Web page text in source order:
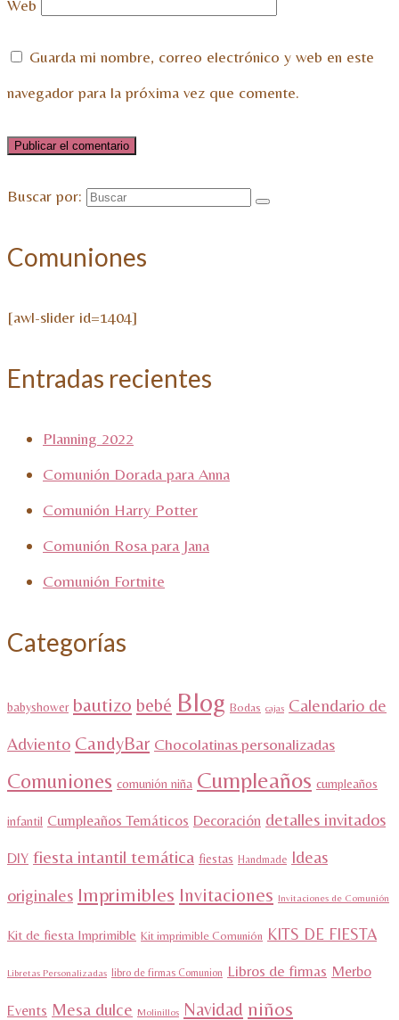
Web
Guarda mi nombre, correo electrónico y web en este
navegador para la próxima vez que comente.
Buscar por:
Comuniones
[awl-slider id=1404]
Entradas recientes
Planning 2022
Comunión Dorada para Anna
Comunión Harry Potter
Comunión Rosa para Jana
Comunión Fortnite
Categorías
babyshower bautizo bebé Blog Bodas cajas Calendario de
Adviento CandyBar Chocolatinas personalizadas
Comuniones comunión niña Cumpleaños cumpleaños
infantil Cumpleaños Temáticos Decoración detalles invitados
DIY fiesta intantil temática fiestas Handmade Ideas
originales Imprimibles Invitaciones Invitaciones de Comunión
Kit de fiesta Imprimible Kit imprimible Comunión KITS DE FIESTA
Libretas Personalizadas libro de firmas Comunion Libros de firmas Merbo
Events Mesa dulce Molinillos Navidad niños